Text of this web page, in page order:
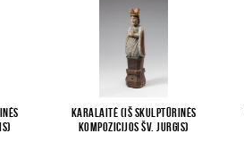
Karalaitė (iš skulptūrinės
kompozicijos Šv. Jurgis)